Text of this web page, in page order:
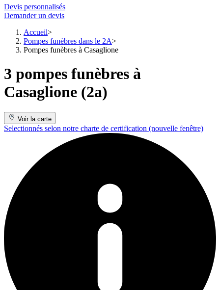
Devis personnalisés
Demander un devis
Accueil
Pompes funèbres dans le 2A
Pompes funèbres à Casaglione
3 pompes funèbres à
Casaglione (2a)
Voir la carte
Selectionnés selon notre charte de certification (nouvelle fenêtre)